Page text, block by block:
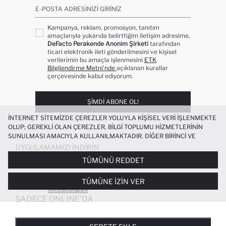
REGULAR FIT KISA KOLLU POLO TIŞÖRT
899.99 TL 359.99 TL
SADECE ONLINE'DA
E-POSTA ADRESINIZI GIRINIZ
Kampanya, reklam, promosyon, tanıtım
amaçlarıyla yukarıda belirttiğim iletişim adresime,
DeFacto Perakende Anonim Şirketi tarafından
ticari elektronik ileti gönderilmesini ve kişisel
verilerimin bu amaçla işlenmesini ETK
Bilgilendirme Metni’nde açıklanan kurallar
çerçevesinde kabul ediyorum.
ŞIMDI ABONE OL!
UYGULAMAMIZI İNDIRIN
POPÜLER KATEGORILER
İNTERNET SITEMIZDE ÇEREZLER YOLUYLA KIŞISEL VERI IŞLENMEKTE
OLUP; GEREKLI OLAN ÇEREZLER, BILGI TOPLUMU HIZMETLERININ
SUNULMASI AMACIYLA KULLANILMAKTADIR. DIĞER BIRINCI VE
ÜÇÜNCÜ TARAF ÇEREZLER ISE SIZE DAHA IYI BIR ALIŞVERIŞ
DENEYIMI SUNULABILMESI, SITEMIZIN DAHA IŞLEVSEL KILINMASI VE
KIŞISELLEŞTIRMESI VE AÇIK RIZA VERMENIZ HALINDE, SIZLERE
YÖNELIK PAZARLAMA FAALIYETLERININ YAPILMASI AMAÇLARIYLA
SINIRLI OLARAK KULLANILACAKTIR. ÇEREZLERE DAIR TERCIHLERINIZI
ÇEREZ TERCIHLERIPANELI ARACILIĞIYLA HER ZAMAN YÖNETEBILIR,
ÇEREZLERLE ILGILI DAHA DETAYLI BILGIYE
TÜMÜNÜ REDDET
TÜMÜNE İZIN VER